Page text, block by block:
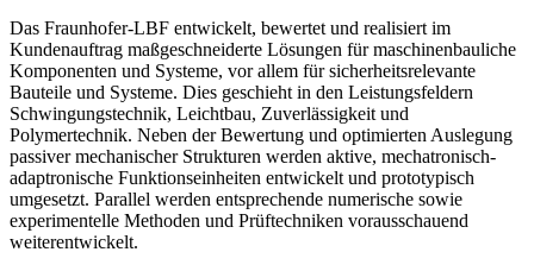
Das Fraunhofer-LBF entwickelt, bewertet und realisiert im
Kundenauftrag maßgeschneiderte Lösungen für maschinenbauliche
Komponenten und Systeme, vor allem für sicherheitsrelevante
Bauteile und Systeme. Dies geschieht in den Leistungsfeldern
Schwingungstechnik, Leichtbau, Zuverlässigkeit und
Polymertechnik. Neben der Bewertung und optimierten Auslegung
passiver mechanischer Strukturen werden aktive, mechatronisch-
adaptronische Funktionseinheiten entwickelt und prototypisch
umgesetzt. Parallel werden entsprechende numerische sowie
experimentelle Methoden und Prüftechniken vorausschauend
weiterentwickelt.